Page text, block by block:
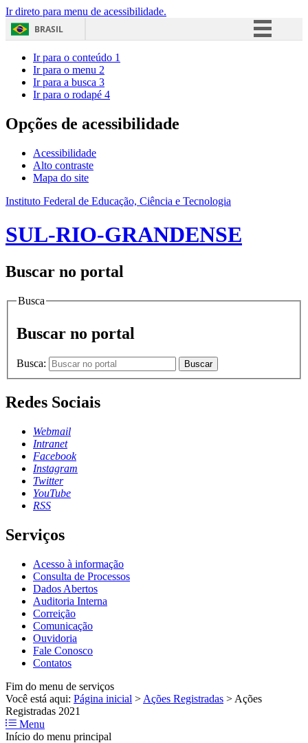
Ir direto para menu de acessibilidade.
BRASIL
Acesso à informação
Ir para o conteúdo 1
Ir para o menu 2
Ir para a busca 3
Ir para o rodapé 4
Opções de acessibilidade
Acessibilidade
Alto contraste
Mapa do site
Instituto Federal de Educação, Ciência e Tecnologia
SUL-RIO-GRANDENSE
Buscar no portal
Busca
Buscar no portal
Busca: Buscar
Redes Sociais
Webmail
Intranet
Facebook
Instagram
Twitter
YouTube
RSS
Serviços
Acesso à informação
Consulta de Processos
Dados Abertos
Auditoria Interna
Correição
Comunicação
Ouvidoria
Fale Conosco
Contatos
Fim do menu de serviços
Você está aqui: Página inicial > Ações Registradas > Ações
Registradas 2021
Menu
Início do menu principal